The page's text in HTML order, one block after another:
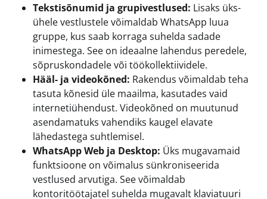
Tekstisõnumid ja grupivestlused: Lisaks üks-
ühele vestlustele võimaldab WhatsApp luua
gruppe, kus saab korraga suhelda sadade
inimestega. See on ideaalne lahendus peredele,
sõpruskondadele või töökollektiividele.
Hääl- ja videokõned: Rakendus võimaldab teha
tasuta kõnesid üle maailma, kasutades vaid
internetiühendust. Videokõned on muutunud
asendamatuks vahendiks kaugel elavate
lähedastega suhtlemisel.
WhatsApp Web ja Desktop: Üks mugavamaid
funktsioone on võimalus sünkroniseerida
vestlused arvutiga. See võimaldab
kontoritöötajatel suhelda mugavalt klaviatuuri